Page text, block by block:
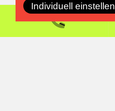
Individuell einstellen